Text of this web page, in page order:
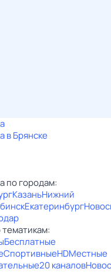
в Брянске
по городам:
КазаньНижний
Екатеринбург
Бесплатные
СпортивныеHDМестные
20 каналов